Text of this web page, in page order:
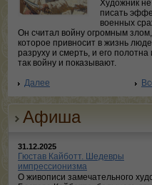
Художник
писать
военных
Он считал войну огромным злом,
которое привносит в жизнь
разруху и смерть, и его
так войну и показывают.
Далее
Афиша
31.12.2025
Гюстав Кайботт. Шедевры
импрессионизма
О живописи замечательного